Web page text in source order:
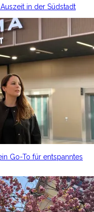
in der Südstadt
Go-To für entspanntes